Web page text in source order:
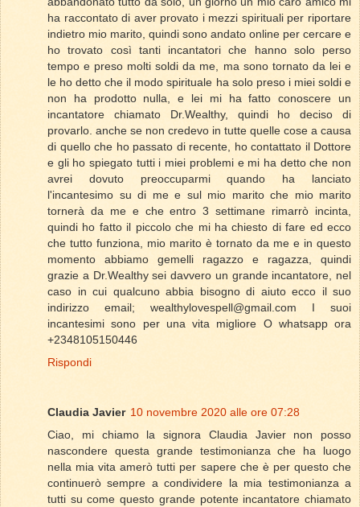
ha raccontato di aver provato i mezzi spirituali per riportare
indietro mio marito, quindi sono andato online per cercare e
ho trovato così tanti incantatori che hanno solo perso
tempo e preso molti soldi da me, ma sono tornato da lei e
le ho detto che il modo spirituale ha solo preso i miei soldi e
non ha prodotto nulla, e lei mi ha fatto conoscere un
incantatore chiamato Dr.Wealthy, quindi ho deciso di
provarlo. anche se non credevo in tutte quelle cose a causa
di quello che ho passato di recente, ho contattato il Dottore
e gli ho spiegato tutti i miei problemi e mi ha detto che non
avrei dovuto preoccuparmi quando ha lanciato
l'incantesimo su di me e sul mio marito che mio marito
tornerà da me e che entro 3 settimane rimarrò incinta,
quindi ho fatto il piccolo che mi ha chiesto di fare ed ecco
che tutto funziona, mio ​​marito è tornato da me e in questo
momento abbiamo gemelli ragazzo e ragazza, quindi
grazie a Dr.Wealthy sei davvero un grande incantatore, nel
caso in cui qualcuno abbia bisogno di aiuto ecco il suo
indirizzo email; wealthylovespell@gmail.com I suoi
incantesimi sono per una vita migliore O whatsapp ora
+2348105150446
Rispondi
Claudia Javier 10 novembre 2020 alle ore 07:28
Ciao, mi chiamo la signora Claudia Javier non posso
nascondere questa grande testimonianza che ha luogo
nella mia vita amerò tutti per sapere che è per questo che
continuerò sempre a condividere la mia testimonianza a
tutti su come questo grande potente incantatore chiamato